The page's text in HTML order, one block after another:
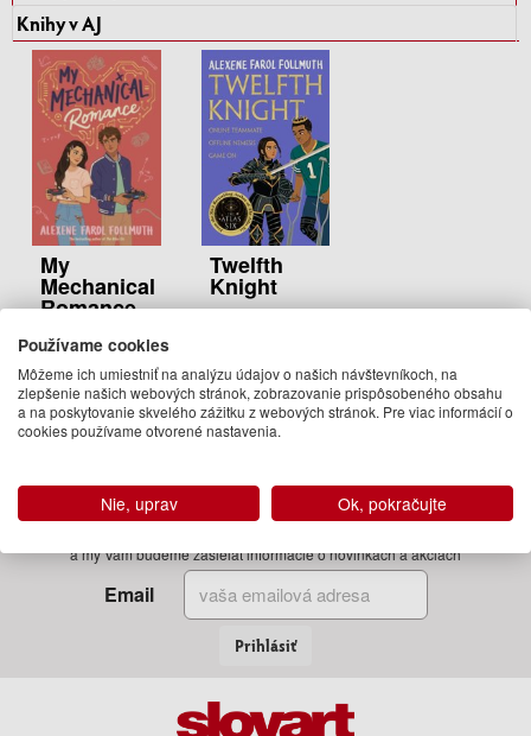
Knihy v AJ
My
Mechanical
Romance
Alexene Farol
Follmuth
11.95 €
Na sklade
Twelfth
Knight
Alexene Farol
12.95 €
Na sklade
Zadajte Váš email
a my Vám budeme zasielať informácie o novinkách a akciách
Email
Prihlásiť
Používame cookies
Môžeme ich umiestniť na analýzu údajov o našich návštevníkoch, na
zlepšenie našich webových stránok, zobrazovanie prispôsobeného obsahu
a na poskytovanie skvelého zážitku z webových stránok. Pre viac informácií o
cookies používame otvorené nastavenia.
Nie, uprav Ok, pokračujte